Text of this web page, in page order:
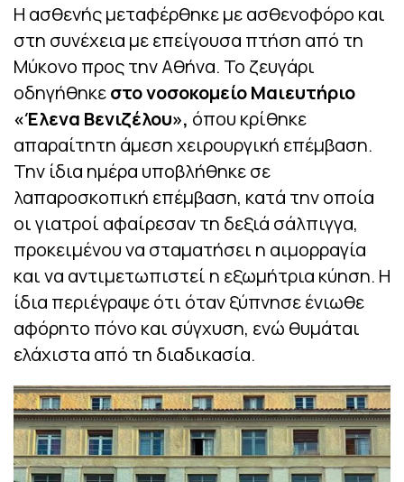
Η ασθενής μεταφέρθηκε με ασθενοφόρο και
στη συνέχεια με επείγουσα πτήση από τη
Μύκονο προς την Αθήνα. Το ζευγάρι
οδηγήθηκεστο νοσοκομείο Μαιευτήριο
«Έλενα Βενιζέλου», όπου κρίθηκε
απαραίτητη άμεση χειρουργική επέμβαση.
Την ίδια ημέρα υποβλήθηκε σε
λαπαροσκοπική επέμβαση, κατά την οποία
οι γιατροί αφαίρεσαν τη δεξιά σάλπιγγα,
προκειμένου να σταματήσει η αιμορραγία
και να αντιμετωπιστεί η εξωμήτρια κύηση. Η
ίδια περιέγραψε ότι όταν ξύπνησε ένιωθε
αφόρητο πόνο και σύγχυση, ενώ θυμάται
ελάχιστα από τη διαδικασία.